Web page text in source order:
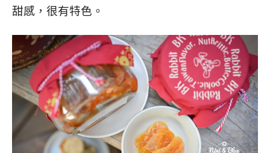
甜感，很有特色。